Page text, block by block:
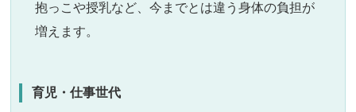
抱っこや授乳など、今までとは違う身体の負担が
増えます。
育児・仕事世代